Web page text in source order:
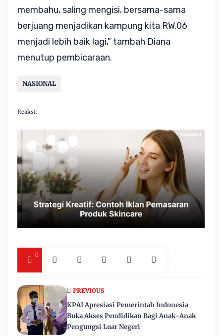
membahu, saling mengisi, bersama-sama
berjuang menjadikan kampung kita RW.06
menjadi lebih baik lagi," tambah Diana
menutup pembicaraan.
NASIONAL
Reaksi:
0
PREVIOUS
KPAI Apresiasi Pemerintah Indonesia
Buka Akses Pendidikan Bagi Anak-Anak
Pengungsi Luar Negeri